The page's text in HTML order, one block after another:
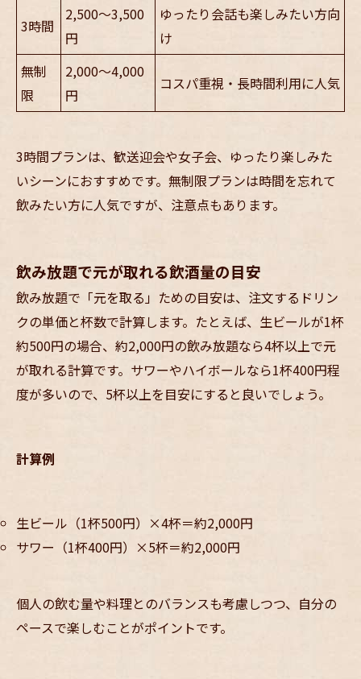
3時間
2,500～3,500
円
ゆったり会話も楽しみたい方向
け
無制
限
2,000～4,000
円
コスパ重視・長時間利用に人気
3時間プランは、歓送迎会や女子会、ゆったり楽しみた
いシーンにおすすめです。無制限プランは時間を忘れて
飲みたい方に人気ですが、注意点もあります。
飲み放題で元が取れる飲酒量の目安
飲み放題で「元を取る」ための目安は、注文するドリン
クの単価と杯数で計算します。たとえば、生ビールが1杯
約500円の場合、約2,000円の飲み放題なら4杯以上で元
が取れる計算です。サワーやハイボールなら1杯400円程
度が多いので、5杯以上を目安にすると良いでしょう。
計算例
生ビール（1杯500円）×4杯＝約2,000円
サワー（1杯400円）×5杯＝約2,000円
個人の飲む量や料理とのバランスも考慮しつつ、自分の
ペースで楽しむことがポイントです。